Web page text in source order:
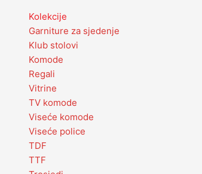
Kolekcije
Garniture za sjedenje
Klub stolovi
Komode
Regali
Vitrine
TV komode
Viseće komode
Viseće police
TDF
TTF